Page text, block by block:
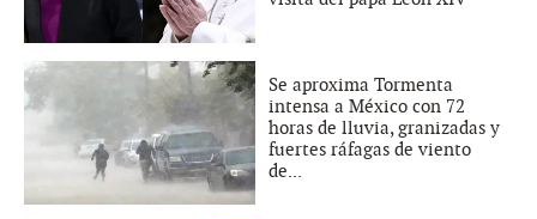
Se aproxima Tormenta
intensa a México con 72
horas de lluvia, granizadas y
fuertes ráfagas de viento
de...